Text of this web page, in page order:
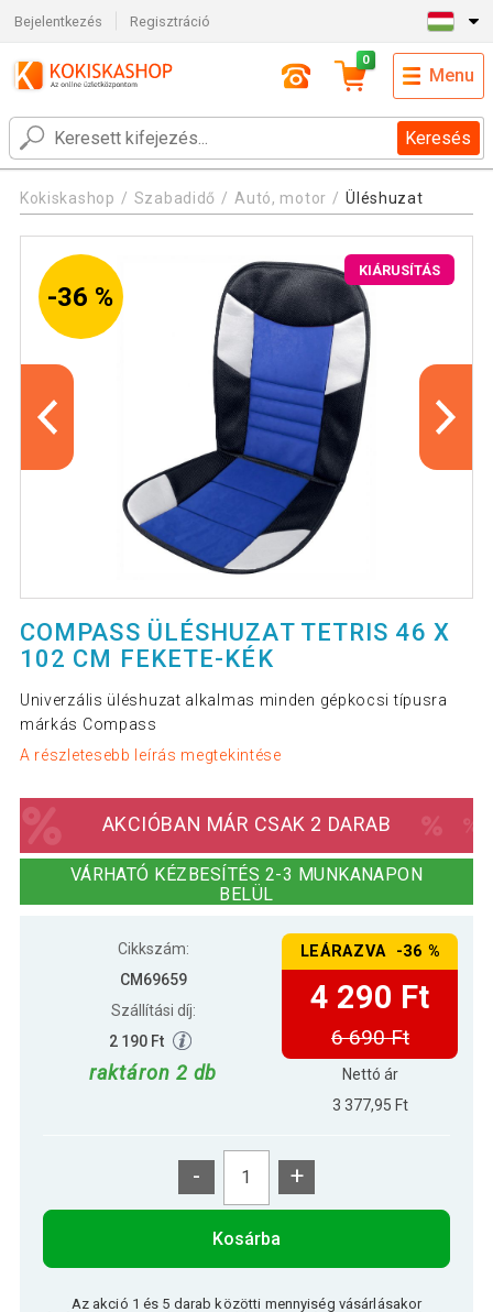
Bejelentkezés Regisztráció
Keresés
0
Menu
Kokiskashop Szabadidő Autó, motor Üléshuzat
-36 %
KIÁRUSÍTÁS
COMPASS ÜLÉSHUZAT TETRIS 46 X
102 CM FEKETE-KÉK
Univerzális üléshuzat alkalmas minden gépkocsi típusra
márkás Compass
A részletesebb leírás megtekintése
AKCIÓBAN MÁR CSAK 2 DARAB
VÁRHATÓ KÉZBESÍTÉS 2-3 MUNKANAPON
BELÜL
Cikkszám:
CM69659
Szállítási díj:
2 190 Ft
raktáron 2 db
LEÁRAZVA -36 %
4 290 Ft
6 690 Ft
Nettó ár
3 377,95 Ft
- +
Kosárba
Az akció 1 és 5 darab közötti mennyiség vásárlásakor